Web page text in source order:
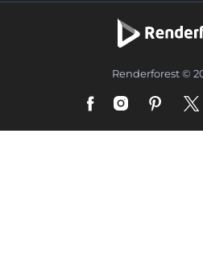
Renderforest ©